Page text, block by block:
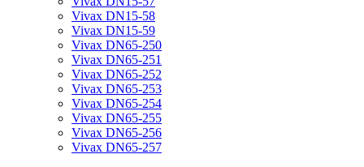
Vivax DN15-58
Vivax DN15-59
Vivax DN65-250
Vivax DN65-251
Vivax DN65-252
Vivax DN65-253
Vivax DN65-254
Vivax DN65-255
Vivax DN65-256
Vivax DN65-257